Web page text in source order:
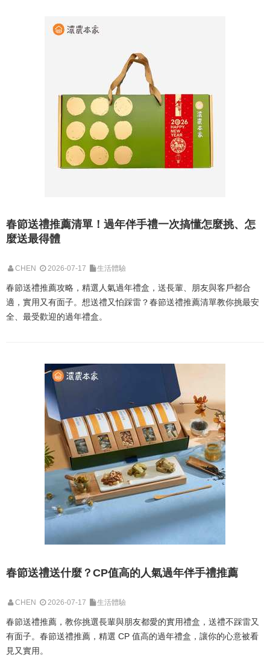
春節送禮推薦清單！過年伴手禮一次搞懂怎麼挑、怎
麼送最得體
CHEN 2026-07-17 生活體驗
春節送禮推薦攻略，精選人氣過年禮盒，送長輩、朋友與客戶都合
適，實用又有面子。想送禮又怕踩雷？春節送禮推薦清單教你挑最安
全、最受歡迎的過年禮盒。
春節送禮送什麼？CP值高的人氣過年伴手禮推薦
CHEN 2026-07-17 生活體驗
春節送禮推薦，教你挑選長輩與朋友都愛的實用禮盒，送禮不踩雷又
有面子。春節送禮推薦，精選 CP 值高的過年禮盒，讓你的心意被看
見又實用。